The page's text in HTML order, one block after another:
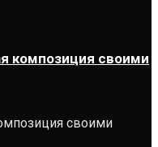
композиция своими
своими